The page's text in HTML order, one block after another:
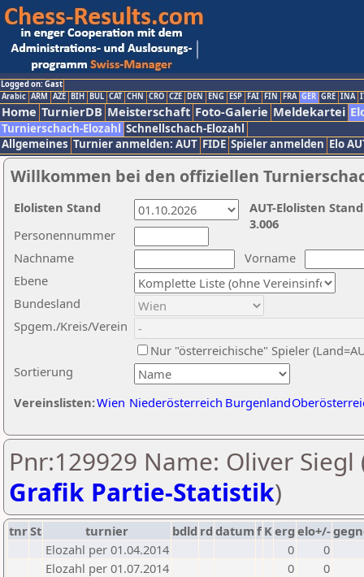
Logged on: Gast
Arabic ARM AZE BIH BUL CAT CHN CRO CZE DEN ENG ESP FAI FIN FRA GER GRE INA
Home TurnierDB Meisterschaft Foto-Galerie Meldekartei
Turnierschach-Elozahl Schnellschach-Elozahl
Allgemeines Turnier anmelden: AUT FIDE Spieler anmelden Elo
Willkommen bei den offiziellen
Nachname
Vorname
Ebene
Sortierung
Personennummer
Bundesland
Spgem./Kreis/Verein
Nur "österreichische" Spieler
Vereinslisten:Wien Niederösterreich Burgenland
AUT-Elolisten
3.006
Elolisten Stand
Pnr:129929 Name: Oliver Siegl
Grafik Partie-Statistik)
tnrSt turnier bdld rd datumf Kerg elo+/-
Elozahl per 01.04.2014
0
0
Elozahl per 01.07.2014
0
0